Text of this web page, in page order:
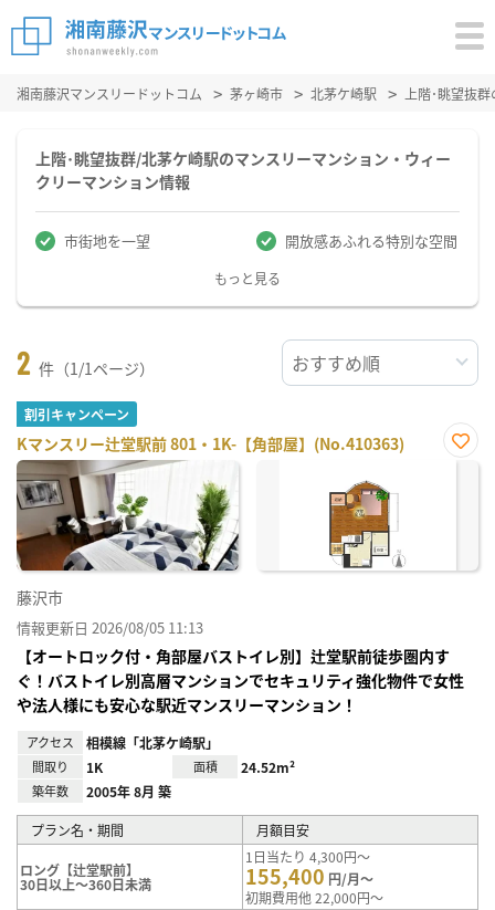
湘南藤沢マンスリードットコム 茅ヶ崎市 北茅ケ崎駅 上階･眺望抜
上階･眺望抜群/北茅ケ崎駅のマンスリーマンション・ウィー
クリーマンション情報
市街地を一望 開放感あふれる特別な空間
もっと見る
2 件（1/1ページ）
割引キャンペーン
Kマンスリー辻堂駅前 801・1K-【角部屋】(No.410363)
お気
藤沢市
情報更新日 2026/08/05 11:13
【オートロック付・角部屋バストイレ別】辻堂駅前徒歩圏内す
ぐ！バストイレ別高層マンションでセキュリティ強化物件で女性
や法人様にも安心な駅近マンスリーマンション！
アクセス 相模線「北茅ケ崎駅」
間取り 1K 面積 24.52m²
築年数 2005年 8月 築
プラン名・期間 月額目安
ロング【辻堂駅前】
30日以上～360日未満
1日当たり 4,300円～
155,400 円/月～
初期費用他 22,000円～